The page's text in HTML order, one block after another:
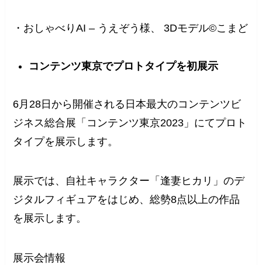
・おしゃべりAI – うえぞう様、 3Dモデル©こまど
コンテンツ東京でプロトタイプを初展示
6月28日から開催される日本最大のコンテンツビ
ジネス総合展「コンテンツ東京2023」にてプロト
タイプを展示します。
展示では、自社キャラクター「逢妻ヒカリ」のデ
ジタルフィギュアをはじめ、総勢8点以上の作品
を展示します。
展示会情報